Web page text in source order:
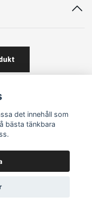
det innehåll som
bästa tänkbara